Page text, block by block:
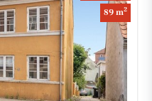
89 m2